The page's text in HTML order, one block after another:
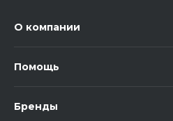
О компании
Помощь
Бренды